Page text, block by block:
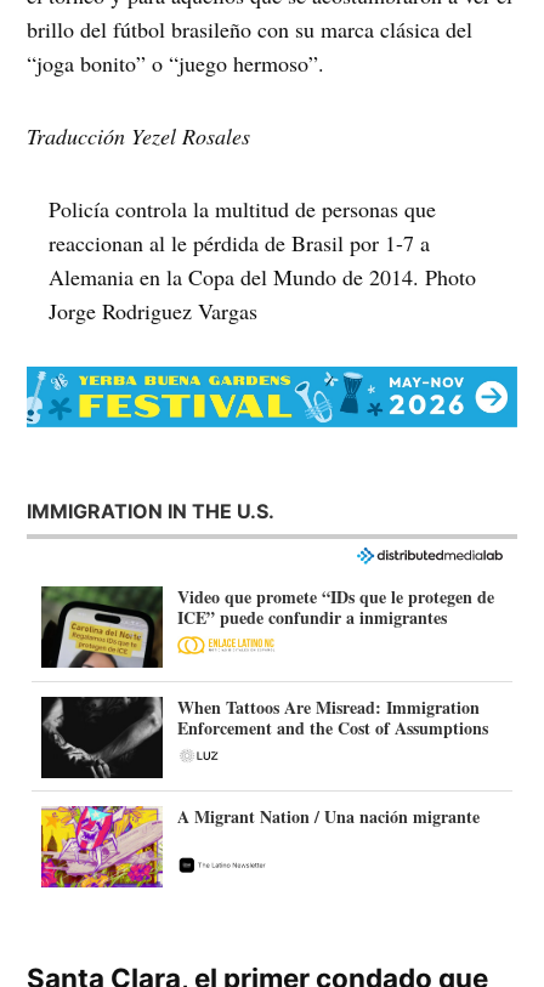
brillo del fútbol brasileño con su marca clásica del
“joga bonito” o “juego hermoso”.
Traducción Yezel Rosales
Policía controla la multitud de personas que
reaccionan al le pérdida de Brasil por 1-7 a
Alemania en la Copa del Mundo de 2014. Photo
Jorge Rodriguez Vargas
IMMIGRATION IN THE U.S.
Video que promete “IDs que le protegen de
ICE” puede confundir a inmigrantes
When Tattoos Are Misread: Immigration
Enforcement and the Cost of Assumptions
A Migrant Nation / Una nación migrante
Santa Clara, el primer condado que